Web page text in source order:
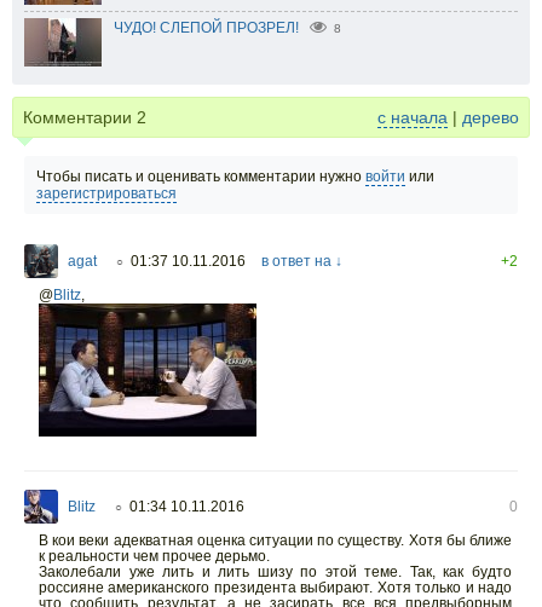
ЧУДО! СЛЕПОЙ ПРОЗРЕЛ! 8
Комментарии 2 с начала | дерево
Чтобы писать и оценивать комментарии нужно войти или
зарегистрироваться
agat ○ 01:37 10.11.2016 в ответ на ↓
+2
@Blitz,
Blitz ○ 01:34 10.11.2016
0
В кои веки адекватная оценка ситуации по существу. Хотя бы ближе
к реальности чем прочее дерьмо.
Заколебали уже лить и лить шизу по этой теме. Так, как будто
россияне американского президента выбирают. Хотя только и надо